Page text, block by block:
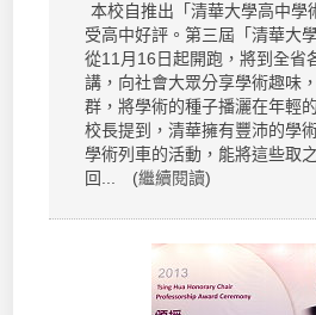
本校自推出「清華大學高中學
受高中好評。第三屆「清華大
從11月16日起開跑，將到全省
講，向社會大眾分享學術趣味
群，將學術的種子播灑在年輕
校長提到，清華擁有豐沛的學
學術列車的活動，能將這些取
回... (繼續閱讀)